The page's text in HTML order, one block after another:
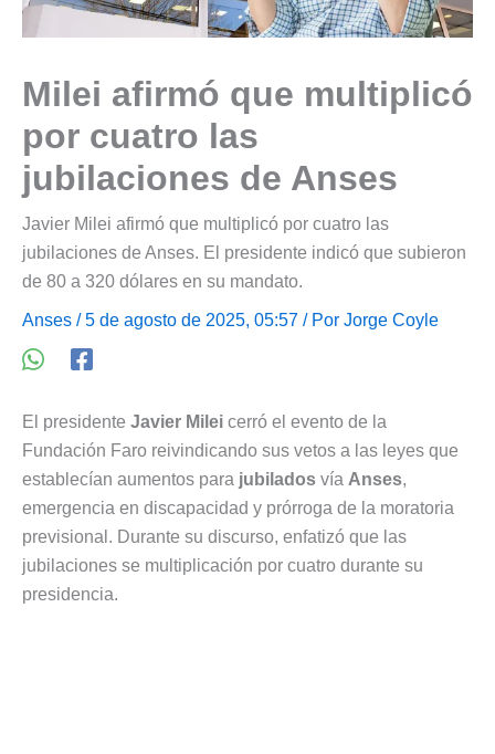
Milei afirmó que multiplicó
por cuatro las
jubilaciones de Anses
Javier Milei afirmó que multiplicó por cuatro las
jubilaciones de Anses. El presidente indicó que subieron
de 80 a 320 dólares en su mandato.
Anses / 5 de agosto de 2025, 05:57 / Por Jorge Coyle
El presidente Javier Milei cerró el evento de la
Fundación Faro reivindicando sus vetos a las leyes que
establecían aumentos para jubilados vía Anses,
emergencia en discapacidad y prórroga de la moratoria
previsional. Durante su discurso, enfatizó que las
jubilaciones se multiplicación por cuatro durante su
presidencia.